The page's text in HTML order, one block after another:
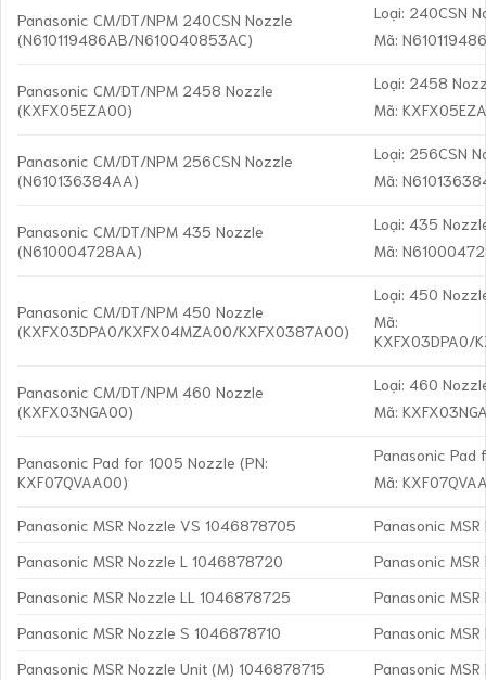
Panasonic CM/DT/NPM 240CSN Nozzle
(N610119486AB/N610040853AC)
Loại: 240CSN
Mã:
Panasonic CM/DT/NPM 2458 Nozzle
(KXFX05EZA00)
Loại: 2458
Mã:
Panasonic CM/DT/NPM 256CSN Nozzle
(N610136384AA)
Loại: 256CSN
Mã:
Panasonic CM/DT/NPM 435 Nozzle
(N610004728AA)
Loại: 435
Mã:
Panasonic CM/DT/NPM 450 Nozzle
(KXFX03DPA0/KXFX04MZA00/KXFX0387A00)
Loại: 450
Mã:
KXFX03DPA0/
Panasonic CM/DT/NPM 460 Nozzle
(KXFX03NGA00)
Loại: 460
Mã:
Panasonic Pad for 1005 Nozzle (PN:
KXF07QVAA00)
Panasonic Pad
Mã:
Panasonic MSR Nozzle VS 1046878705
Panasonic
Panasonic MSR Nozzle L 1046878720
Panasonic
Panasonic MSR Nozzle LL 1046878725
Panasonic
Panasonic MSR Nozzle S 1046878710
Panasonic
Panasonic MSR Nozzle Unit (M) 1046878715
Panasonic